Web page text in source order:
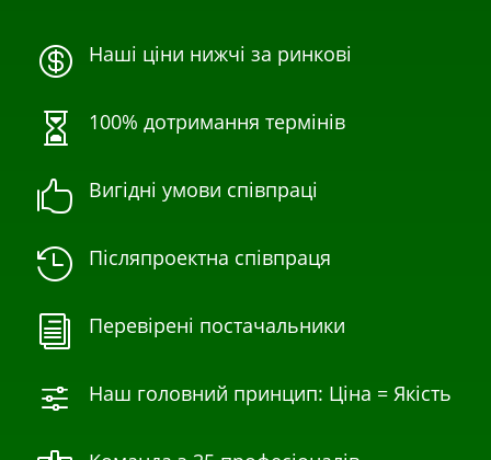
 Наші ціни нижчі за ринкові
 100% дотримання термінів
 Вигідні умови співпраці
 Післяпроектна співпраця
i Перевірені постачальники
f Наш головний принцип: Ціна = Якість